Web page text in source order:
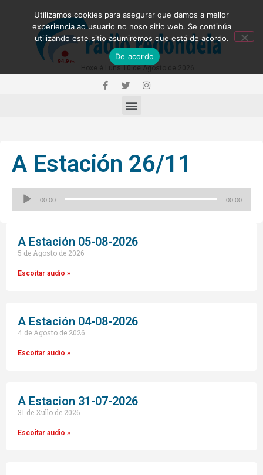
A Estación 26/11
00:00 00:00
A Estación 05-08-2026
5 de Agosto de 2026
Escoitar audio »
A Estación 04-08-2026
4 de Agosto de 2026
Escoitar audio »
A Estacion 31-07-2026
31 de Xullo de 2026
Escoitar audio »
Utilizamos cookies para asegurar que damos a mellor
experiencia ao usuario no noso sitio web. Se continúa
utilizando este sitio asumiremos que está de acordo.
De acordo